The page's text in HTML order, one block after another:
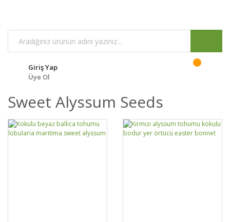
Giriş Yap
Üye Ol
Sweet Alyssum Seeds